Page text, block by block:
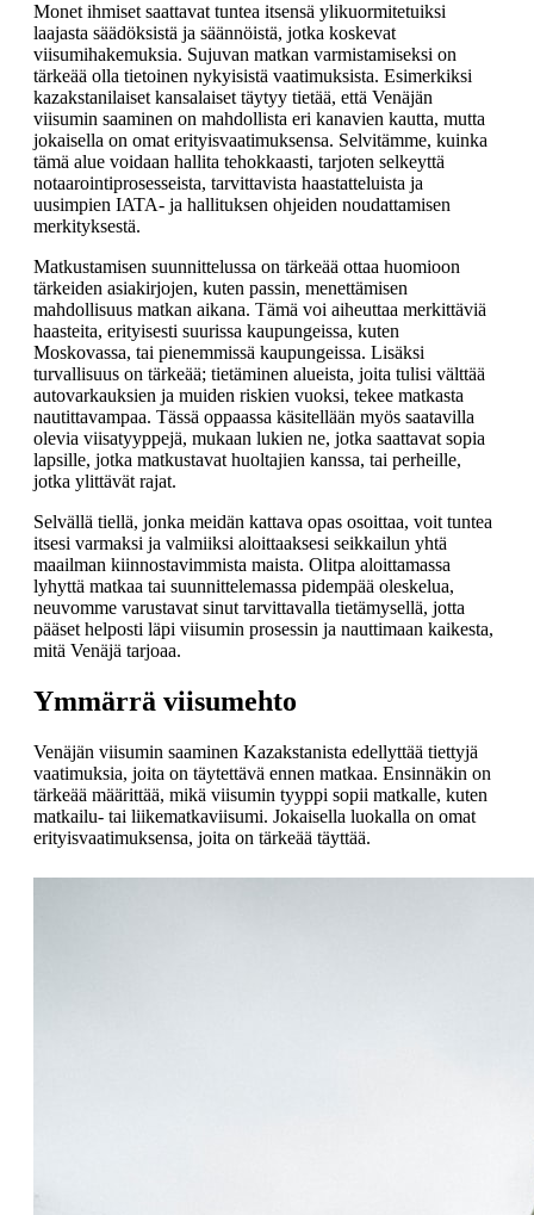
Monet ihmiset saattavat tuntea itsensä ylikuormitetuiksi
laajasta säädöksistä ja säännöistä, jotka koskevat
viisumihakemuksia. Sujuvan matkan varmistamiseksi on
tärkeää olla tietoinen nykyisistä vaatimuksista. Esimerkiksi
kazakstanilaiset kansalaiset täytyy tietää, että Venäjän
viisumin saaminen on mahdollista eri kanavien kautta, mutta
jokaisella on omat erityisvaatimuksensa. Selvitämme, kuinka
tämä alue voidaan hallita tehokkaasti, tarjoten selkeyttä
notaarointiprosesseista, tarvittavista haastatteluista ja
uusimpien IATA- ja hallituksen ohjeiden noudattamisen
merkityksestä.
Matkustamisen suunnittelussa on tärkeää ottaa huomioon
tärkeiden asiakirjojen, kuten passin, menettämisen
mahdollisuus matkan aikana. Tämä voi aiheuttaa merkittäviä
haasteita, erityisesti suurissa kaupungeissa, kuten
Moskovassa, tai pienemmissä kaupungeissa. Lisäksi
turvallisuus on tärkeää; tietäminen alueista, joita tulisi välttää
autovarkauksien ja muiden riskien vuoksi, tekee matkasta
nautittavampaa. Tässä oppaassa käsitellään myös saatavilla
olevia viisatyyppejä, mukaan lukien ne, jotka saattavat sopia
lapsille, jotka matkustavat huoltajien kanssa, tai perheille,
jotka ylittävät rajat.
Selvällä tiellä, jonka meidän kattava opas osoittaa, voit tuntea
itsesi varmaksi ja valmiiksi aloittaaksesi seikkailun yhtä
maailman kiinnostavimmista maista. Olitpa aloittamassa
lyhyttä matkaa tai suunnittelemassa pidempää oleskelua,
neuvomme varustavat sinut tarvittavalla tietämysellä, jotta
pääset helposti läpi viisumin prosessin ja nauttimaan kaikesta,
mitä Venäjä tarjoaa.
Ymmärrä viisumehto
Venäjän viisumin saaminen Kazakstanista edellyttää tiettyjä
vaatimuksia, joita on täytettävä ennen matkaa. Ensinnäkin on
tärkeää määrittää, mikä viisumin tyyppi sopii matkalle, kuten
matkailu- tai liikematkaviisumi. Jokaisella luokalla on omat
erityisvaatimuksensa, joita on tärkeää täyttää.